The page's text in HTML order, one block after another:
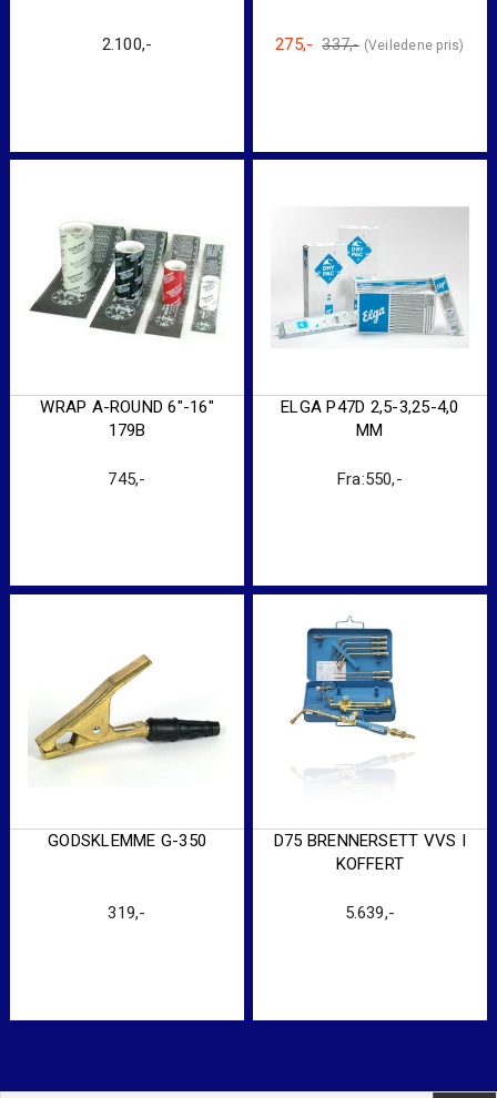
2.100,- 337,-
Original
275,-
Current
WRAP A-ROUND 6″-16″
179B
745,-
ELGA P47D 2,5-3,25-4,0
MM
Fra:550,-
GODSKLEMME G-350
319,-
D75 BRENNERSETT VVS I
KOFFERT
5.639,-